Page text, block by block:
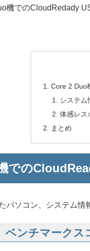
機でのCloudRedady
Core 2 Duo
システム
体感レス
まとめ
での
パソコン、システム情
ベンチマークス